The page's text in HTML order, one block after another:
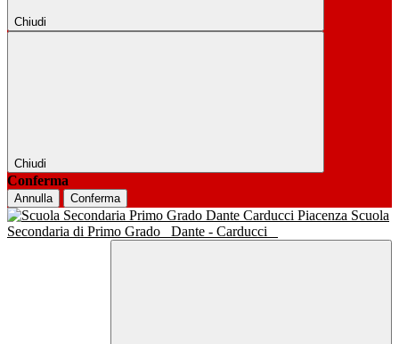
Chiudi
Chiudi
Conferma
Annulla Conferma
Scuola
Secondaria di Primo Grado
Dante - Carducci